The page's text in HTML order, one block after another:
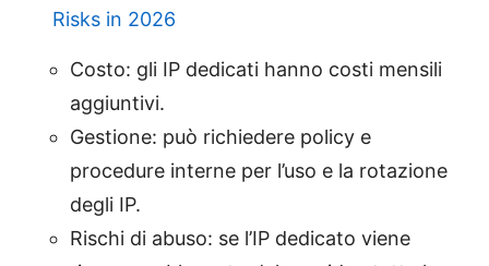
Risks in 2026
Costo: gli IP dedicati hanno costi mensili
aggiuntivi.
Gestione: può richiedere policy e
procedure interne per l’uso e la rotazione
degli IP.
Rischi di abuso: se l’IP dedicato viene